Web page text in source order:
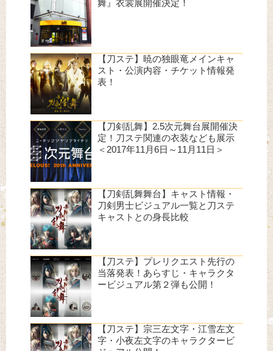
舞』衣裳展開催決定！
【刀ステ】暁の独眼竜メインキャ
スト・公演内容・チケット情報発
表！
【刀剣乱舞】2.5次元舞台展開催決
定！刀ステ関連の衣装なども展示
＜2017年11月6日～11月11日＞
【刀剣乱舞舞台】キャスト情報・
刀剣男士ビジュアル一覧と刀ステ
キャストとの身長比較
【刀ステ】プレリクエスト先行の
当落発表！あらすじ・キャラクタ
ービジュアル第２弾も公開！
【刀ステ】宗三左文字・江雪左文
字・小夜左文字のキャラクタービ